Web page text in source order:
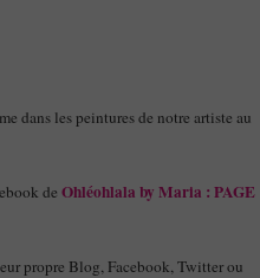
dans les peintures de notre artiste au
de Ohléohlala by Maria : PAGE
propre Blog, Facebook, Twitter ou